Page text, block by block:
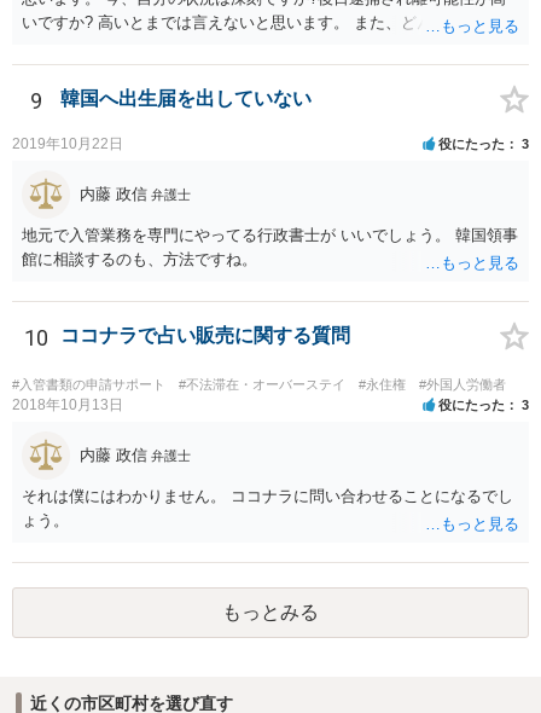
いですか? 高いとまでは言えないと思います。 また、どんな犯罪をし
たりでしょうか。
9 韓国へ出生届を出していない
2019年10月22日 役にたった 3
内藤 政信 弁護士
地元で入管業務を専門にやってる行政書士が いいでしょう。 韓国領事
館に相談するのも、方法ですね。
10 ココナラで占い販売に関する質問
#入管書類の申請サポート #不法滞在・オーバーステイ #永住権 #外国人労働者
2018年10月13日 役にたった 3
内藤 政信 弁護士
それは僕にはわかりません。 ココナラに問い合わせることになるでし
ょう。
もっとみる
近くの市区町村を選び直す